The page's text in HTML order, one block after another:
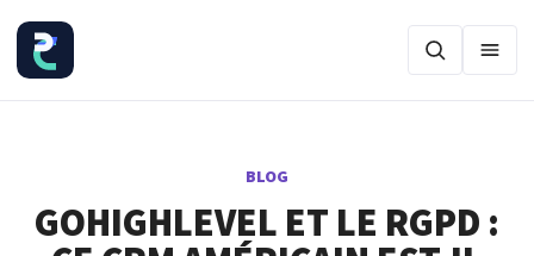
BLOG
GOHIGHLEVEL ET LE RGPD :